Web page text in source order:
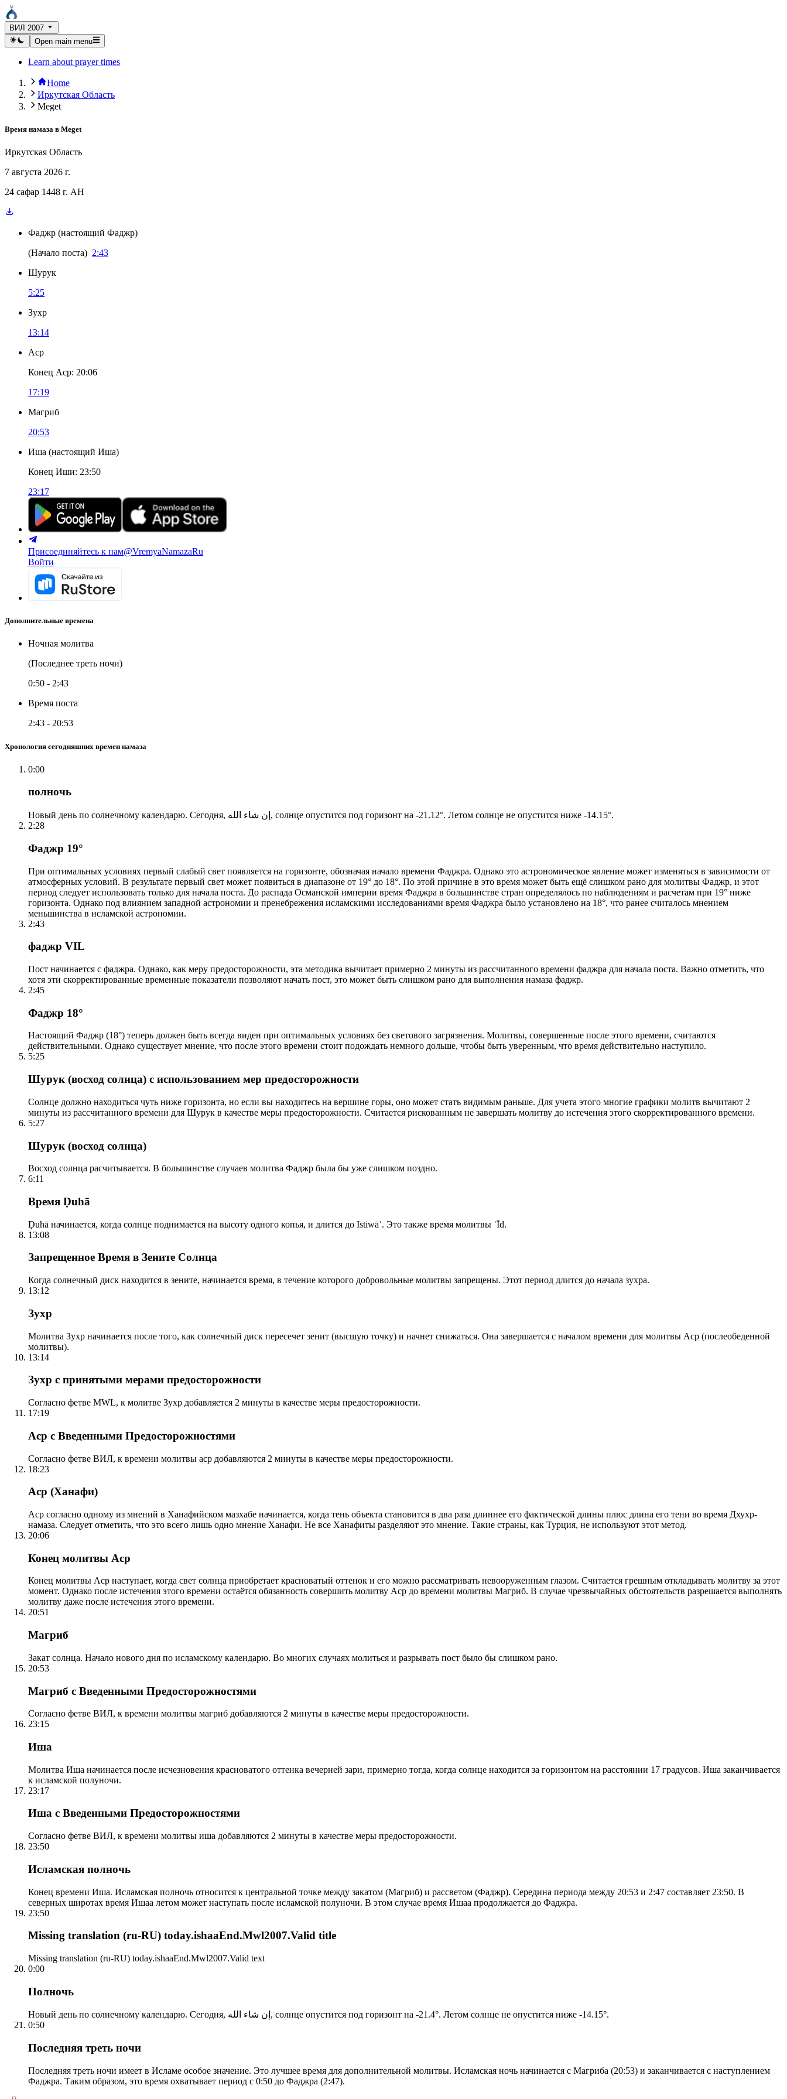
ВИЛ 2007
Open main menu
Learn about prayer times
Home
Иркутская Область
Meget
Время намаза в Meget
Иркутская Область
7 августа 2026 г.
24 сафар 1448 г. AH
Фаджр (настоящий Фаджр)
(Начало поста) 2:43
Шурук
5:25
Зухр
13:14
Аср
Конец Аср: 20:06
17:19
Магриб
20:53
Иша (настоящий Иша)
Конец Иши: 23:50
23:17
Присоединяйтесь к нам@VremyaNamazaRu
Войти
Дополнительные времена
Ночная молитва
(Последнее треть ночи)
0:50 - 2:43
Время поста
2:43 - 20:53
Хронология сегодняшних времен намаза
0:00
полночь
Новый день по солнечному календарю. Сегодня, إن شاء الله, солнце опустится под горизонт на -21.12°. Летом солнце не опустится ниже -14.15°.
2:28
Фаджр 19°
При оптимальных условиях первый слабый свет появляется на горизонте, обозначая начало времени Фаджра. Однако это астрономическое явление может изменяться в зависимости от
атмосферных условий. В результате первый свет может появиться в диапазоне от 19° до 18°. По этой причине в это время может быть ещё слишком рано для молитвы Фаджр, и этот
период следует использовать только для начала поста. До распада Османской империи время Фаджра в большинстве стран определялось по наблюдениям и расчетам при 19° ниже
горизонта. Однако под влиянием западной астрономии и пренебрежения исламскими исследованиями время Фаджра было установлено на 18°, что ранее считалось мнением
меньшинства в исламской астрономии.
2:43
фаджр VIL
Пост начинается с фаджра. Однако, как меру предосторожности, эта методика вычитает примерно 2 минуты из рассчитанного времени фаджра для начала поста. Важно отметить, что
хотя эти скорректированные временные показатели позволяют начать пост, это может быть слишком рано для выполнения намаза фаджр.
2:45
Фаджр 18°
Настоящий Фаджр (18°) теперь должен быть всегда виден при оптимальных условиях без светового загрязнения. Молитвы, совершенные после этого времени, считаются
действительными. Однако существует мнение, что после этого времени стоит подождать немного дольше, чтобы быть уверенным, что время действительно наступило.
5:25
Шурук (восход солнца) с использованием мер предосторожности
Солнце должно находиться чуть ниже горизонта, но если вы находитесь на вершине горы, оно может стать видимым раньше. Для учета этого многие графики молитв вычитают 2
минуты из рассчитанного времени для Шурук в качестве меры предосторожности. Считается рискованным не завершать молитву до истечения этого скорректированного времени.
5:27
Шурук (восход солнца)
Восход солнца расчитывается. В большинстве случаев молитва Фаджр была бы уже слишком поздно.
6:11
Время Ḍuhā
Ḍuhā начинается, когда солнце поднимается на высоту одного копья, и длится до Istiwāʾ. Это также время молитвы ʿĪd.
13:08
Запрещенное Время в Зените Солнца
Когда солнечный диск находится в зените, начинается время, в течение которого добровольные молитвы запрещены. Этот период длится до начала зухра.
13:12
Зухр
Молитва Зухр начинается после того, как солнечный диск пересечет зенит (высшую точку) и начнет снижаться. Она завершается с началом времени для молитвы Аср (послеобеденной
молитвы).
13:14
Зухр с принятыми мерами предосторожности
Согласно фетве MWL, к молитве Зухр добавляется 2 минуты в качестве меры предосторожности.
17:19
Аср с Введенными Предосторожностями
Согласно фетве ВИЛ, к времени молитвы аср добавляются 2 минуты в качестве меры предосторожности.
18:23
Аср (Ханафи)
Аср согласно одному из мнений в Ханафийском мазхабе начинается, когда тень объекта становится в два раза длиннее его фактической длины плюс длина его тени во время Дхухр-
намаза. Следует отметить, что это всего лишь одно мнение Ханафи. Не все Ханафиты разделяют это мнение. Такие страны, как Турция, не используют этот метод.
20:06
Конец молитвы Аср
Конец молитвы Аср наступает, когда свет солнца приобретает красноватый оттенок и его можно рассматривать невооруженным глазом. Считается грешным откладывать молитву за этот
момент. Однако после истечения этого времени остаётся обязанность совершить молитву Аср до времени молитвы Магриб. В случае чрезвычайных обстоятельств разрешается выполнять
молитву даже после истечения этого времени.
20:51
Магриб
Закат солнца. Начало нового дня по исламскому календарю. Во многих случаях молиться и разрывать пост было бы слишком рано.
20:53
Магриб с Введенными Предосторожностями
Согласно фетве ВИЛ, к времени молитвы магриб добавляются 2 минуты в качестве меры предосторожности.
23:15
Иша
Молитва Иша начинается после исчезновения красноватого оттенка вечерней зари, примерно тогда, когда солнце находится за горизонтом на расстоянии 17 градусов. Иша заканчивается
к исламской полуночи.
23:17
Иша с Введенными Предосторожностями
Согласно фетве ВИЛ, к времени молитвы иша добавляются 2 минуты в качестве меры предосторожности.
23:50
Исламская полночь
Конец времени Иша. Исламская полночь относится к центральной точке между закатом (Магриб) и рассветом (Фаджр). Середина периода между 20:53 и 2:47 составляет 23:50. В
северных широтах время Ишаа летом может наступать после исламской полуночи. В этом случае время Ишаа продолжается до Фаджра.
23:50
Missing translation (ru-RU) today.ishaaEnd.Mwl2007.Valid title
Missing translation (ru-RU) today.ishaaEnd.Mwl2007.Valid text
0:00
Полночь
Новый день по солнечному календарю. Сегодня, إن شاء الله, солнце опустится под горизонт на -21.4°. Летом солнце не опустится ниже -14.15°.
0:50
Последняя треть ночи
Последняя треть ночи имеет в Исламе особое значение. Это лучшее время для дополнительной молитвы. Исламская ночь начинается с Магриба (20:53) и заканчивается с наступлением
Фаджра. Таким образом, это время охватывает период с 0:50 до Фаджра (2:47).